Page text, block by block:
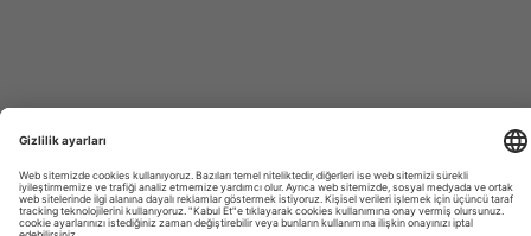
Nachrichten,
туризма,
travel